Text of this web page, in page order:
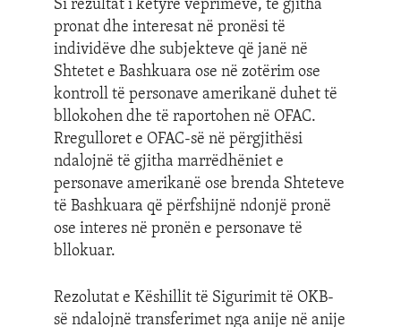
Si rezultat i këtyre veprimeve, të gjitha
pronat dhe interesat në pronësi të
individëve dhe subjekteve që janë në
Shtetet e Bashkuara ose në zotërim ose
kontroll të personave amerikanë duhet të
bllokohen dhe të raportohen në OFAC.
Rregulloret e OFAC-së në përgjithësi
ndalojnë të gjitha marrëdhëniet e
personave amerikanë ose brenda Shteteve
të Bashkuara që përfshijnë ndonjë pronë
ose interes në pronën e personave të
bllokuar.
Rezolutat e Këshillit të Sigurimit të OKB-
së ndalojnë transferimet nga anije në anije